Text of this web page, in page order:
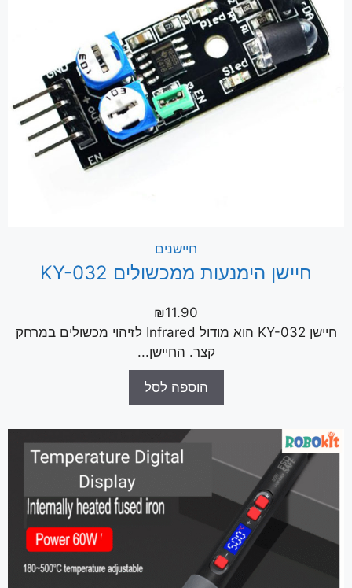
חיישנים
חיישן הימנעות ממכשולים KY-032
₪11.90
חיישן KY-032 הוא מודול Infrared לזיהוי מכשולים במרחק
קצר. החיישן...
הוספה לסל